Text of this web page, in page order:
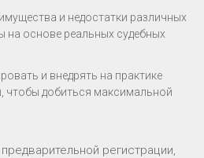
и недостатки различных
на основе реальных судебных
и внедрять на практике
чтобы добиться максимальной
регистрации,